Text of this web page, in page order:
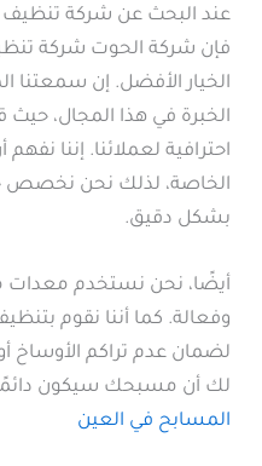
عند البحث عن شركة تنظيف
فإن شركة الحوت شركة
الخيار الأفضل. إن سمعتنا
الخبرة في هذا المجال،
احترافية لعملائنا. إننا
الخاصة، لذلك نحن نخصص
بشكل دقيق.
أيضًا، نحن نستخدم معدات
وفعالة. كما أننا نقوم
لضمان عدم تراكم الأوساخ
لك أن مسبحك سيكون
المسابح في العين